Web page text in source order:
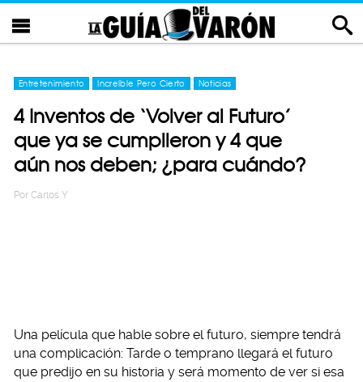
Entretenimiento Increíble Pero Cierto Noticias
4 Inventos de ‘Volver al Futuro’
que ya se cumplieron y 4 que
aún nos deben; ¿para cuándo?
Por Carlos Y
Una película que hable sobre el futuro, siempre tendrá
una complicación: Tarde o temprano llegará el futuro
que predijo en su historia y será momento de ver si esa